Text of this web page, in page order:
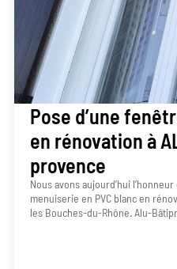
Pose d’une
en rénovation à
provence
Nous avons aujourd’hui
menuiserie en PVC blanc en
les Bouches-du-Rhône. Alu-